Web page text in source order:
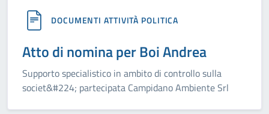
DOCUMENTI ATTIVITÀ POLITICA
Atto di nomina per Boi Andrea
Supporto specialistico in ambito di controllo sulla
societ&#224; partecipata Campidano Ambiente Srl